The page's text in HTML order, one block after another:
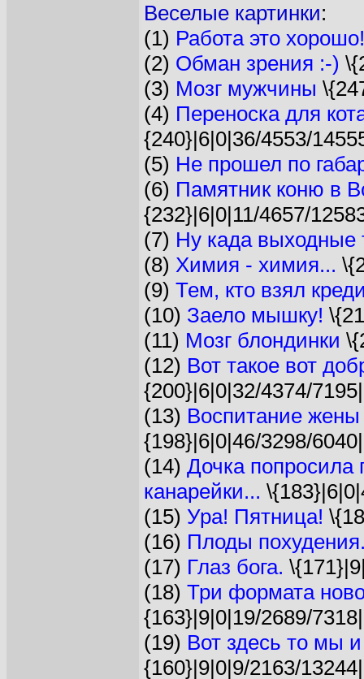
Веселые картинки:
(1) Работа это хорошо!
(2) Обман зрения :-)
(3) Мозг мужчины
(4) Переноска для
{240}|6|0|36/4553/
(5) Не прошел по
(6) Памятник коню в
{232}|6|0|11/4657/
(7) Ну када выходные
(8) Химия - химия...
(9) Тем, кто взял
(10) Заело мышку!
(11) Мозг блондинки
(12) Вот такое вот
{200}|6|0|32/4374/7195|
(13) Воспитание
{198}|6|0|46/3298/6040|
(14) Дочка попросила
канарейки...
(15) Ура! Пятница!
(16) Плоды
(17) Глаз бога.
(18) Три формата
{163}|9|0|19/2689/7318|
(19) Вот здесь то мы
{160}|9|0|9/2163/13244|